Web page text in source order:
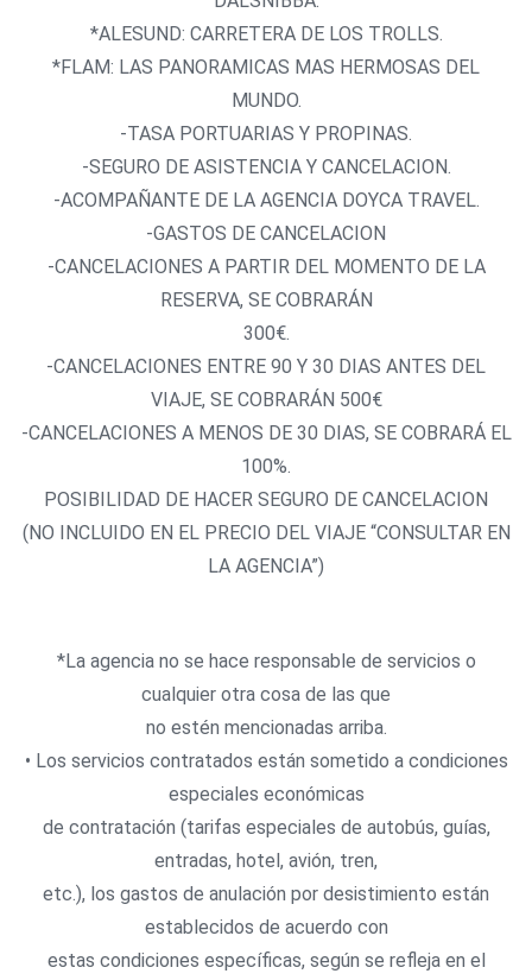
*ALESUND: CARRETERA DE LOS TROLLS.
*FLAM: LAS PANORAMICAS MAS HERMOSAS DEL
MUNDO.
-TASA PORTUARIAS Y PROPINAS.
-SEGURO DE ASISTENCIA Y CANCELACION.
-ACOMPAÑANTE DE LA AGENCIA DOYCA TRAVEL.
-GASTOS DE CANCELACION
-CANCELACIONES A PARTIR DEL MOMENTO DE LA
RESERVA, SE COBRARÁN
300€.
-CANCELACIONES ENTRE 90 Y 30 DIAS ANTES DEL
VIAJE, SE COBRARÁN 500€
-CANCELACIONES A MENOS DE 30 DIAS, SE COBRARÁ EL
100%.
POSIBILIDAD DE HACER SEGURO DE CANCELACION
(NO INCLUIDO EN EL PRECIO DEL VIAJE “CONSULTAR EN
LA AGENCIA”)
*La agencia no se hace responsable de servicios o
cualquier otra cosa de las que
no estén mencionadas arriba.
• Los servicios contratados están sometido a condiciones
especiales económicas
de contratación (tarifas especiales de autobús, guías,
entradas, hotel, avión, tren,
etc.), los gastos de anulación por desistimiento están
establecidos de acuerdo con
estas condiciones específicas, según se refleja en el